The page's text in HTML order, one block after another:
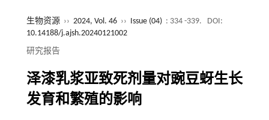
生物资源 ›› 2024, Vol. 46 ›› Issue (04) : 334 -339.
DOI:
10.14188/j.ajsh.20240121002
研究报告
泽漆乳浆亚致死剂量对豌豆蚜生长
发育和繁殖的影响